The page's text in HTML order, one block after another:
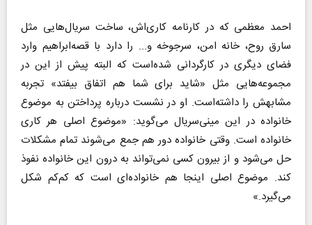
احمد معظمی که در کارنامه کاری‌اش، ساخت سریال‌هایی مثل
سارق روح، خانه امن، سرجوخه و... را دارد با قصه‌ابراهیم وارد
فضای دیگری در کارگردانی شده‌است که البته پیش از این در
مجموعه‌هایی مثل «شاید برای شما هم اتفاق بیفتد» تجربه‌
مشابهش را داشته‌است. او در نشست درباره پرداختن به موضوع
خانواده در این مینی‌سریال می‌گوید: «موضوع اصلی هر کاری
خانواده است. وقتی خانواده دور هم جمع می‌شوند تمام مشکلات
حل می‌شود و از بیرون کسی نمی‌تواند به درون این خانواده نفوذ
کند. موضوع اصلی اینجا هم خانواده‌ای است که کم‌کم شکل
می‌گیرد.»